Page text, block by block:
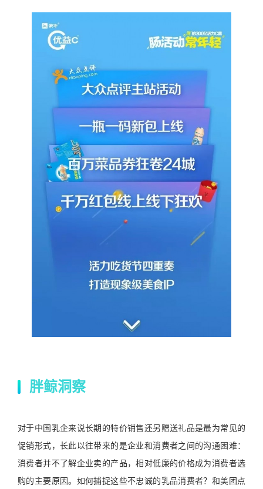
胖鲸洞察
对于中国乳企来说长期的特价销售还另赠送礼品是最为常见的
促销形式，长此以往带来的是企业和消费者之间的沟通困难：
消费者并不了解企业卖的产品，相对低廉的价格成为消费者选
购的主要原因。如何捕捉这些不忠诚的乳品消费者？和美团点